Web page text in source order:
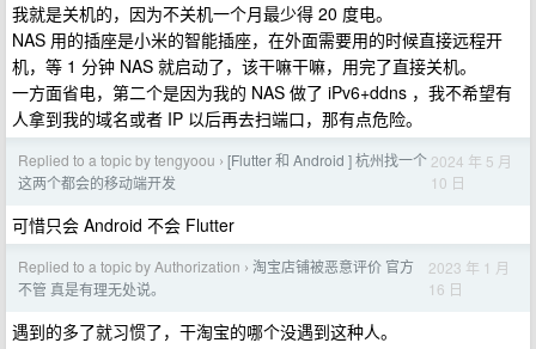
我就是关机的，因为不关机一个月最少得 20 度电。
NAS 用的插座是小米的智能插座，在外面需要用的时候直接远程开
机，等 1 分钟 NAS 就启动了，该干嘛干嘛，用完了直接关机。
一方面省电，第二个是因为我的 NAS 做了 iPv6+ddns ，我不希望有
人拿到我的域名或者 IP 以后再去扫端口，那有点危险。
Replied to a topic by tengyoou › [Flutter 和 Android ] 杭州找一个
这两个都会的移动端开发
2024 年 5 月
10 日
可惜只会 Android 不会 Flutter
Replied to a topic by Authorization › 淘宝店铺被恶意评价 官方
不管 真是有理无处说。
2023 年 1 月
16 日
遇到的多了就习惯了，干淘宝的哪个没遇到这种人。